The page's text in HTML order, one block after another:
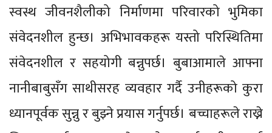
स्वस्थ जीवनशैलीको निर्माणमा परिवारको भुमिका
संवेदनशील हुन्छ। अभिभावकहरू यस्तो परिस्थितिमा
संवेदनशील र सहयोगी बन्नुपर्छ। बुबाआमाले आफ्ना
नानीबाबुसँग साथीसरह व्यवहार गर्दै उनीहरूको कुरा
ध्यानपूर्वक सुन्नु र बुझ्ने प्रयास गर्नुपर्छ। बच्चाहरूले राख्ने